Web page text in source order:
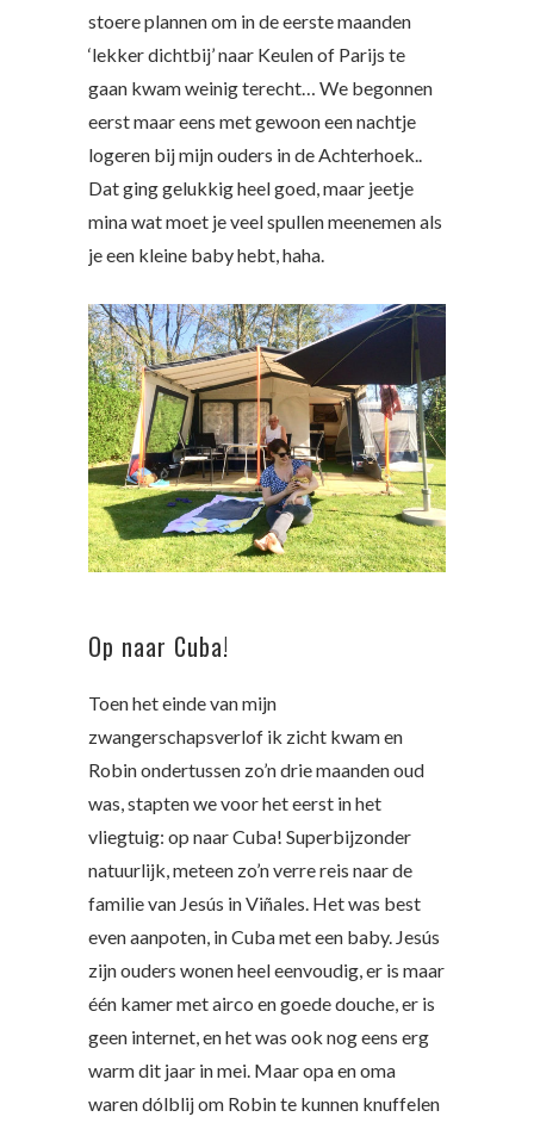
stoere plannen om in de eerste maanden
‘lekker dichtbij’ naar Keulen of Parijs te
gaan kwam weinig terecht… We begonnen
eerst maar eens met gewoon een nachtje
logeren bij mijn ouders in de Achterhoek..
Dat ging gelukkig heel goed, maar jeetje
mina wat moet je veel spullen meenemen als
je een kleine baby hebt, haha.
Op naar Cuba!
Toen het einde van mijn
zwangerschapsverlof ik zicht kwam en
Robin ondertussen zo’n drie maanden oud
was, stapten we voor het eerst in het
vliegtuig: op naar Cuba! Superbijzonder
natuurlijk, meteen zo’n verre reis naar de
familie van Jesús in Viñales. Het was best
even aanpoten, in Cuba met een baby. Jesús
zijn ouders wonen heel eenvoudig, er is maar
één kamer met airco en goede douche, er is
geen internet, en het was ook nog eens erg
warm dit jaar in mei. Maar opa en oma
waren dólblij om Robin te kunnen knuffelen